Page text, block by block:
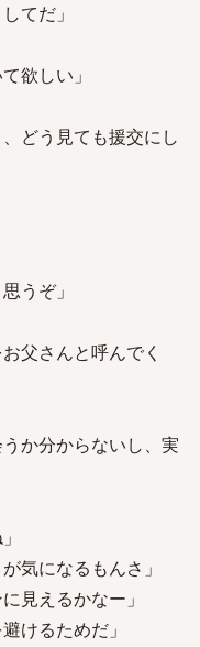
てだ」
欲しい」
どう見ても援交にし
うぞ」
父さんと呼んでく
か分からないし、実
気になるもんさ」
見えるかなー」
けるためだ」